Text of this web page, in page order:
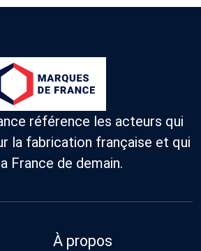
référence les acteurs qui
la fabrication française et qui
France de demain.
À propos